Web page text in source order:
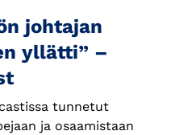
johtajan
yllätti” –
tunnetut
ja osaamistaan